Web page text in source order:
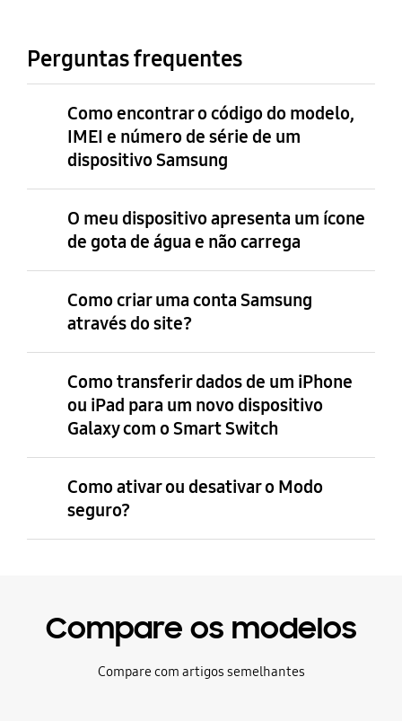
Perguntas frequentes
Como encontrar o código do modelo,
IMEI e número de série de um
dispositivo Samsung
O meu dispositivo apresenta um ícone
de gota de água e não carrega
Como criar uma conta Samsung
através do site?
Como transferir dados de um iPhone
ou iPad para um novo dispositivo
Galaxy com o Smart Switch
Como ativar ou desativar o Modo
seguro?
Compare os modelos
Compare com artigos semelhantes